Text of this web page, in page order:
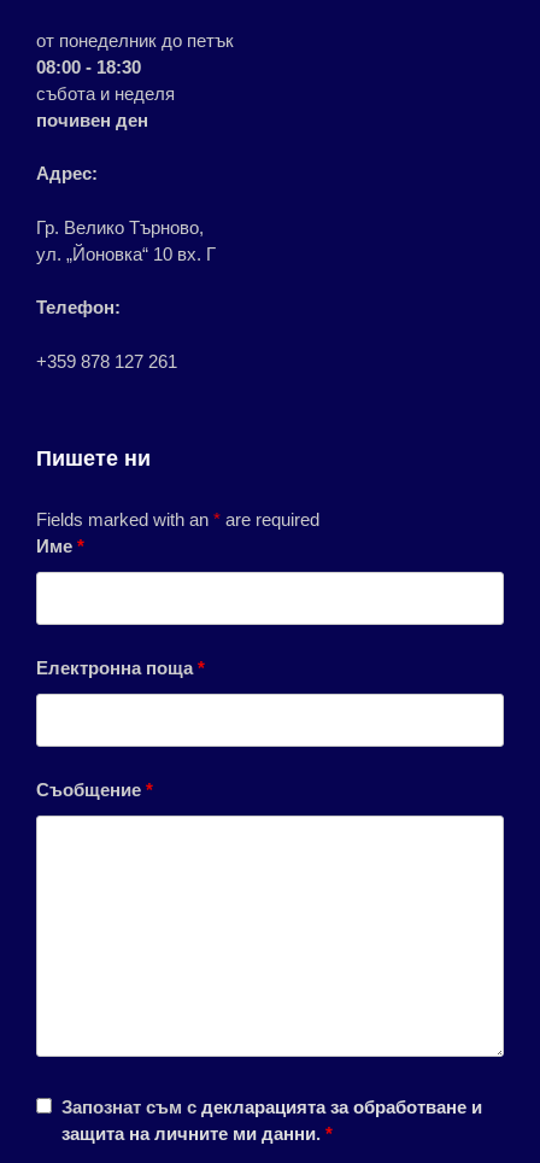
от понеделник до петък
08:00 - 18:30
събота и неделя
почивен ден
Адрес:
Гр. Велико Търново,
ул. „Йоновка“ 10 вх. Г
Телефон:
+359 878 127 261
Пишете ни
Fields marked with an * are required
Име *
Електронна поща*
Съобщение *
Запознат съм с декларацията за обработване и
защита на личните ми данни. *